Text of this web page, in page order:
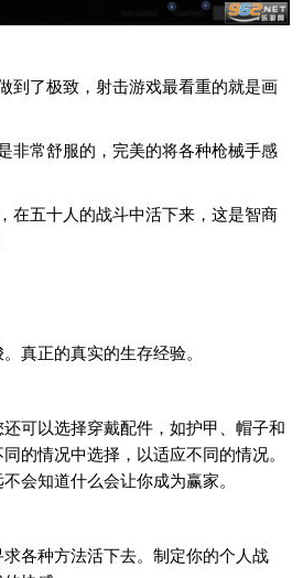
到了极致，射击游戏最看重的就是画
非常舒服的，完美的将各种枪械手感
在五十人的战斗中活下来，这是智商
真正的真实的生存经验。
可以选择穿戴配件，如护甲、帽子和
的情况中选择，以适应不同的情况。
会知道什么会让你成为赢家。
各种方法活下去。制定你的个人战